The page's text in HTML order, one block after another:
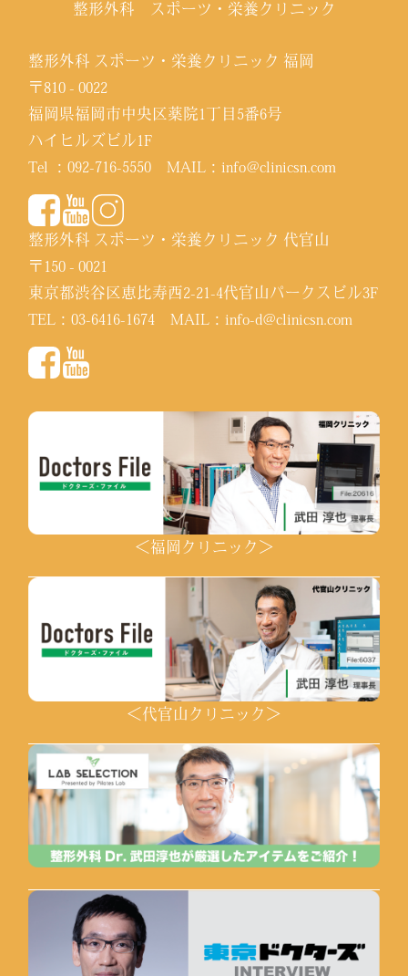
整形外科 スポーツ・栄養クリニック
整形外科 スポーツ・栄養クリニック 福岡
〒810 - 0022
福岡県福岡市中央区薬院1丁目5番6号
ハイヒルズビル1F
Tel ：092-716-5550 MAIL：info@clinicsn.com
整形外科 スポーツ・栄養クリニック 代官山
〒150 - 0021
東京都渋谷区恵比寿西2-21-4代官山パークスビル3F
TEL：03-6416-1674 MAIL：info-d@clinicsn.com
＜福岡クリニック＞
＜代官山クリニック＞